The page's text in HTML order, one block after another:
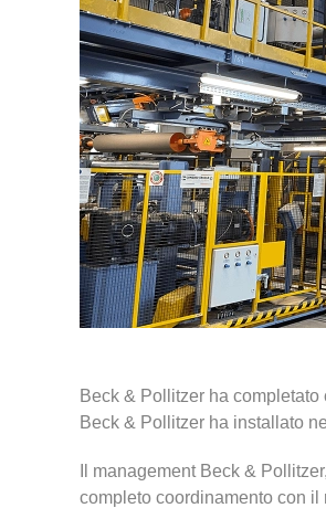
Beck & Pollitzer ha
Beck & Pollitzer ha installato
Il management Beck &
completo coordinamento con